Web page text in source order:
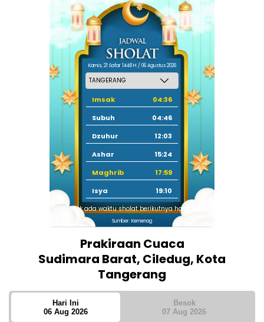
Kamis, 21 Safar 1448 H / 06 Agustus 2026
Imsak
04:36
Subuh
04:46
Dzuhur
12:03
Ashar
15:24
Maghrib
17:59
Isya
19:10
Tidak ada waktu sholat berikutnya hari ini.
Sumber: Kemenag
Prakiraan Cuaca
Sudimara Barat, Ciledug, Kota
Tangerang
Hari Ini
06 Aug 2026
Besok
07 Aug 2026